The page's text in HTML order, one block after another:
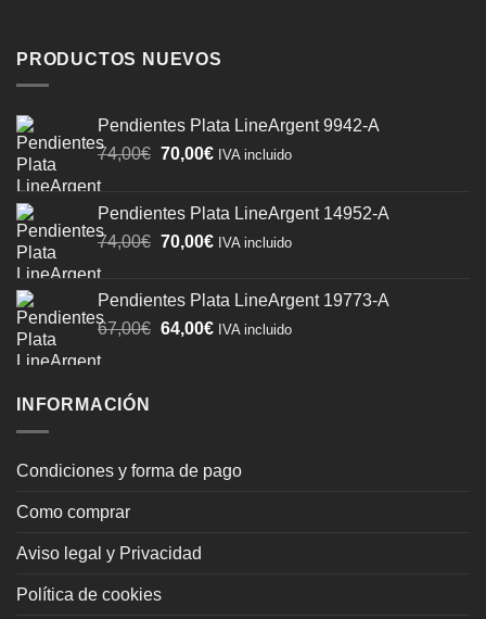
PRODUCTOS NUEVOS
Pendientes Plata LineArgent 9942-A
74,00€ El
era:
74,00€.
70,00€El
es:
70,00€.
IVA incluido
Pendientes Plata LineArgent 14952-A
74,00€ El
era:
74,00€.
70,00€El
es:
70,00€.
IVA incluido
Pendientes Plata LineArgent 19773-A
67,00€ El
64,00€ElIVA incluido
INFORMACIÓN
Condiciones y forma de pago
Como comprar
Aviso legal y Privacidad
Política de cookies